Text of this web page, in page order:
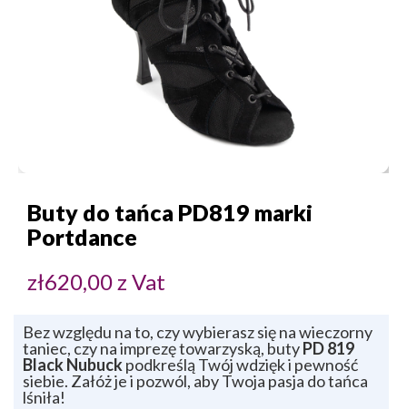
Buty do tańca PD819 marki
Portdance
zł620,00 z Vat
Bez względu na to, czy wybierasz się na wieczorny
taniec, czy na imprezę towarzyską, butyPD 819
Black Nubuckpodkreślą Twój wdzięk i pewność
siebie. Załóż je i pozwól, aby Twoja pasja do tańca
lśniła!